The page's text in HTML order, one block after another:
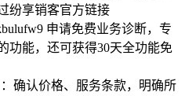
纷享销客官方链接
申请免费业务诊断，专
功能，还可获得30天全功能免
：确认价格、服务条款，明确所